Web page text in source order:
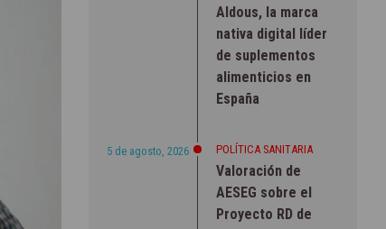
Aldous, la marca
nativa digital líder
de suplementos
alimenticios en
España
5 de agosto, 2026 POLÍTICA SANITARIA
Valoración de
AESEG sobre el
Proyecto RD de